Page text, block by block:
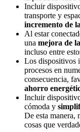
Incluir
transporte y
incremento de
Al estar
una mejora de
incluso entre
Los dispositivos
procesos en
consecuencia,
ahorro
Incluir
cómoda y
De esta manera,
cosas que